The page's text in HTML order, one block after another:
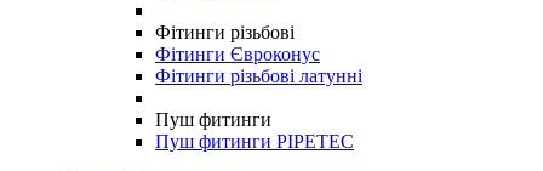
Фітинги різьбові
Фітинги Євроконус
Фітинги різьбові латунні
Пуш фитинги
Пуш фитинги PIPETEC